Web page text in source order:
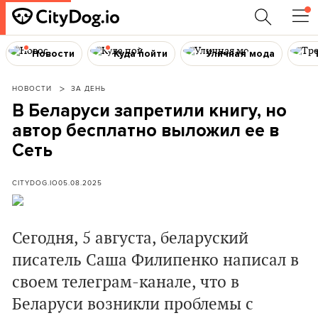
Новости Куда пойти Уличная мода
НОВОСТИ ЗА ДЕНЬ
В Беларуси запретили книгу, но
автор бесплатно выложил ее в
Сеть
CITYDOG.IO05.08.2025
Сегодня, 5 августа, беларуский
писатель Саша Филипенко написал в
своем телеграм-канале, что в
Беларуси возникли проблемы с